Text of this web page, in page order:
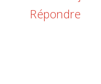
Répondre